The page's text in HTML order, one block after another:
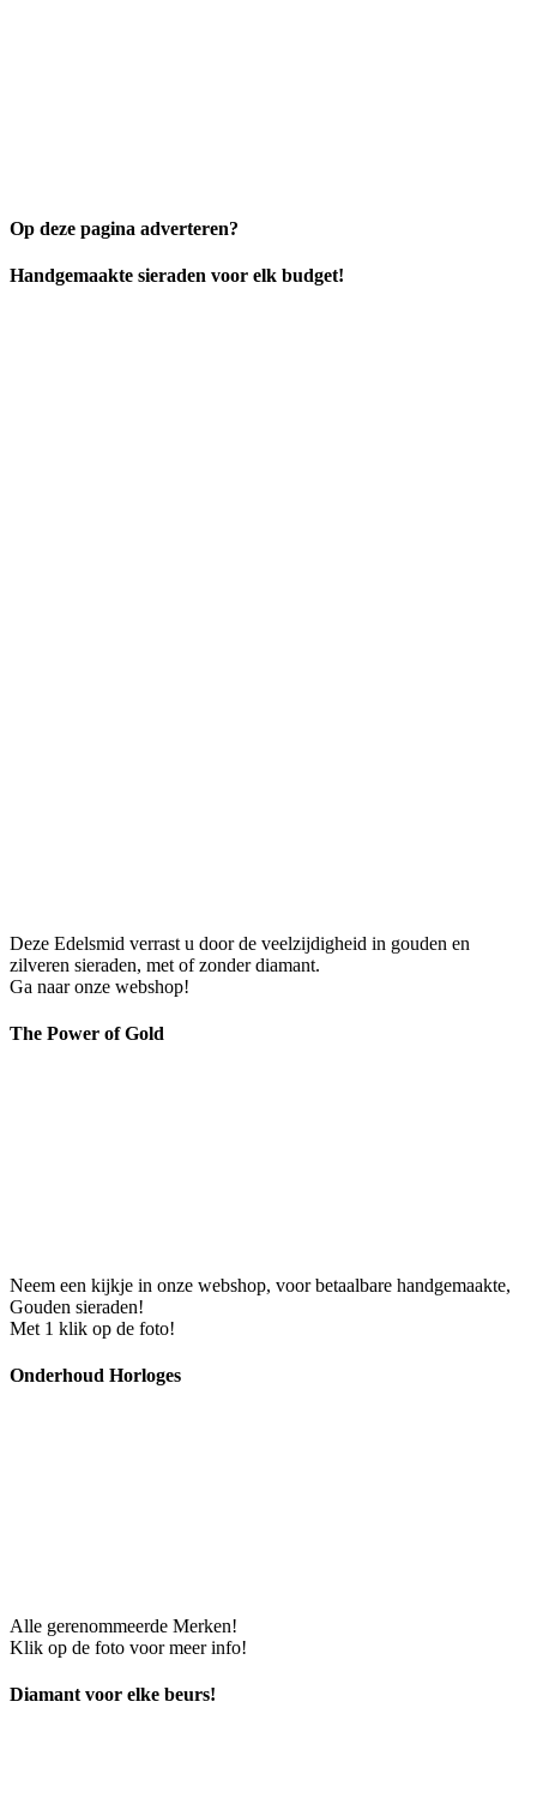
Op deze pagina adverteren?
Handgemaakte sieraden voor elk budget!
Deze Edelsmid verrast u door de veelzijdigheid in gouden en
zilveren sieraden, met of zonder diamant.
Ga naar onze webshop!
The Power of Gold
Neem een kijkje in onze webshop, voor betaalbare handgemaakte,
Gouden sieraden!
Met 1 klik op de foto!
Onderhoud Horloges
Alle gerenommeerde Merken!
Klik op de foto voor meer info!
Diamant voor elke beurs!